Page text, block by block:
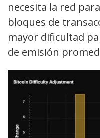
necesita la red
bloques de
mayor dificultad
de emisión